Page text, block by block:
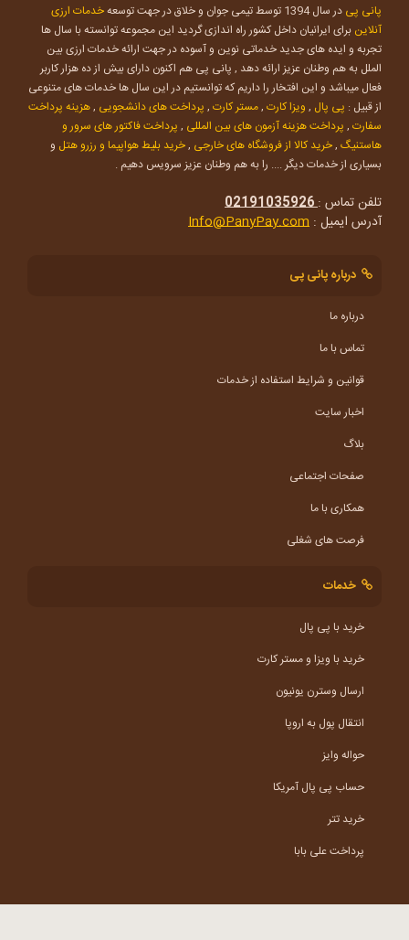
پانی پی در سال 1394 توسط تیمی جوان و خلاق در جهت توسعه
خدمات ارزی
آنلاین برای ایرانیان داخل کشور راه اندازی گردید این مجموعه توانسته با سال ها
تجربه و ایده های جدید خدماتی نوین و آسوده در جهت ارائه خدمات ارزی بین
الملل به هم وطنان عزیز ارائه دهد , پانی پی هم اکنون دارای بیش از ده هزار کاربر
فعال میباشد و این افتخار را داریم که توانستیم در این سال ها خدمات های متنوعی
از قبیل : پی پال , ویزا کارت ,مستر کارت , پرداخت های دانشجویی ,هزینه پرداخت
سفارت , پرداخت هزینه آزمون های بین المللی , پرداخت فاکتور های سرور و
هاستنیگ ,خرید کالا از فروشگاه های خارجی ,خرید بلیط هواپیما و رزرو هتل و
بسیاری از خدمات دیگر .... را به هم وطنان عزیز سرویس دهیم .
تلفن تماس :02191035926
آدرس ایمیل : Info@PanyPay.com
درباره پانی پی
درباره ما
تماس با ما
قوانین و شرایط استفاده از خدمات
اخبار سایت
بلاگ
صفحات اجتماعی
همکاری با ما
فرصت های شغلی
خدمات
خرید با پی پال
خرید با ویزا و مستر کارت
ارسال وسترن یونیون
انتقال پول به اروپا
حواله وایز
حساب پی پال آمریکا
خرید تتر
پرداخت علی بابا